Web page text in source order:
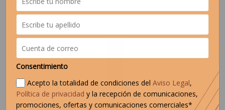
Consentimiento
Acepto la totalidad de condiciones delAviso Legal,
Política de privacidad y la recepción de comunicaciones,
promociones, ofertas y comunicaciones comerciales*